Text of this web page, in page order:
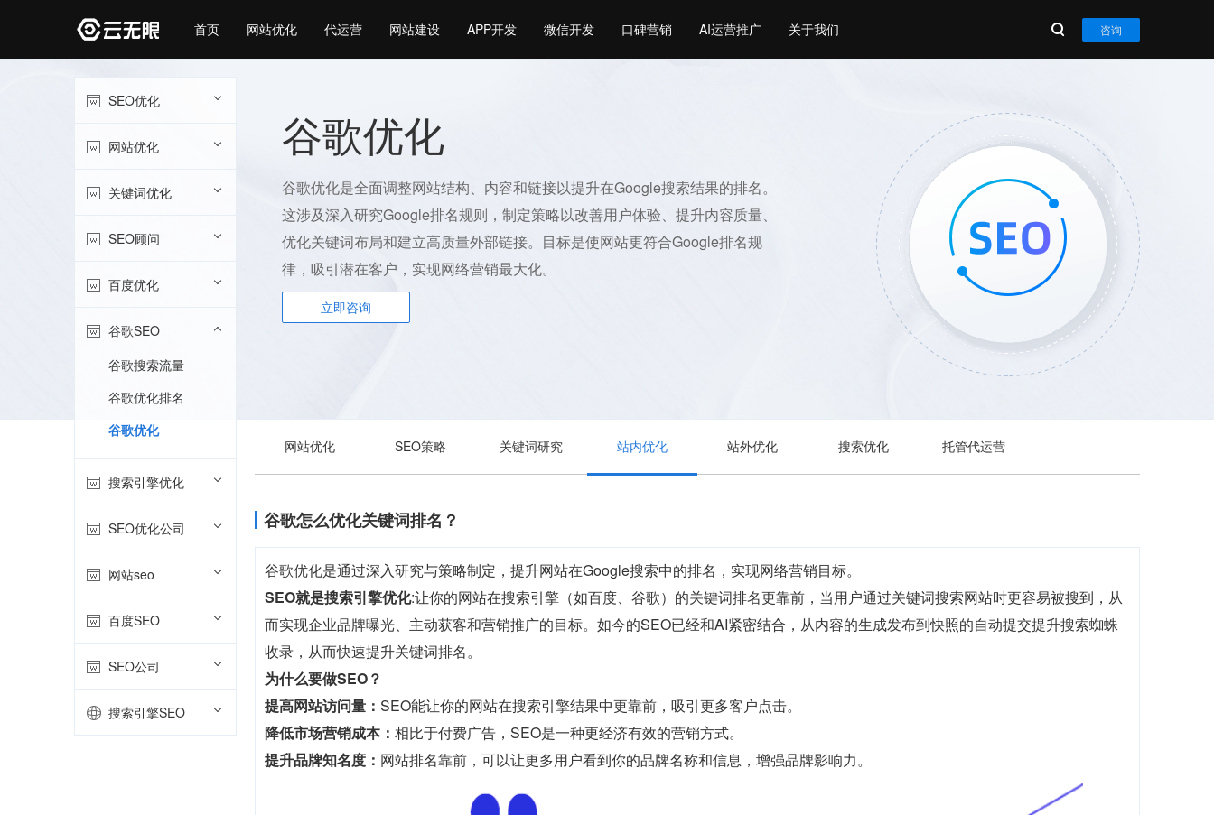
首页 网站优化 代运营 网站建设 APP开发 微信开发 口碑营销 AI运营推广 关于我们 咨询
谷歌优化
谷歌优化是全面调整网站结构、内容和链接以提升在Google搜索结果的排名。
这涉及深入研究Google排名规则，制定策略以改善用户体验、提升内容质量、
优化关键词布局和建立高质量外部链接。目标是使网站更符合Google排名规
律，吸引潜在客户，实现网络营销最大化。
立即咨询
SEO优化
网站优化
关键词优化
SEO顾问
百度优化
谷歌SEO
谷歌搜索流量
谷歌优化排名
谷歌优化
搜索引擎优化
SEO优化公司
网站seo
百度SEO
SEO公司
搜索引擎SEO
网站优化 SEO策略 关键词研究 站内优化 站外优化 搜索优化 托管代运营
谷歌怎么优化关键词排名？
谷歌优化是通过深入研究与策略制定，提升网站在Google搜索中的排名，实现网络营销目标。
SEO就是搜索引擎优化:让你的网站在搜索引擎（如百度、谷歌）的关键词排名更靠前，当用户通过关键词搜索网站时更容易被搜到，从
而实现企业品牌曝光、主动获客和营销推广的目标。如今的SEO已经和AI紧密结合，从内容的生成发布到快照的自动提交提升搜索蜘蛛
收录，从而快速提升关键词排名。
为什么要做SEO？
提高网站访问量： SEO能让你的网站在搜索引擎结果中更靠前，吸引更多客户点击。
降低市场营销成本： 相比于付费广告，SEO是一种更经济有效的营销方式。
提升品牌知名度： 网站排名靠前，可以让更多用户看到你的品牌名称和信息，增强品牌影响力。